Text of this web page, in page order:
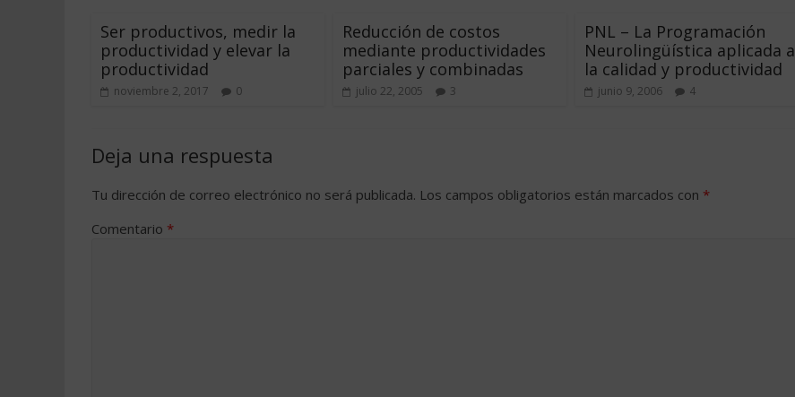
Ser productivos, medir la
productividad y elevar la
productividad
noviembre 2, 2017 0
Reducción de costos
mediante productividades
parciales y combinadas
julio 22, 2005 3
PNL – La Programación
Neurolingüística aplicada a
la calidad y productividad
junio 9, 2006 4
Deja una respuesta
Tu dirección de correo electrónico no será publicada. Los campos obligatorios están marcados con *
Comentario *